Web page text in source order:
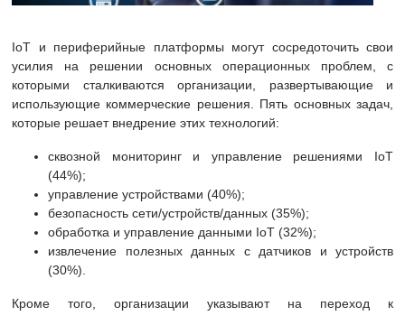
IoT и периферийные платформы могут сосредоточить свои
усилия на решении основных операционных проблем, с
которыми сталкиваются организации, развертывающие и
использующие коммерческие решения. Пять основных задач,
которые решает внедрение этих технологий:
сквозной мониторинг и управление решениями IoT
(44%);
управление устройствами (40%);
безопасность сети/устройств/данных (35%);
обработка и управление данными IoT (32%);
извлечение полезных данных с датчиков и устройств
(30%).
Кроме того, организации указывают на переход к